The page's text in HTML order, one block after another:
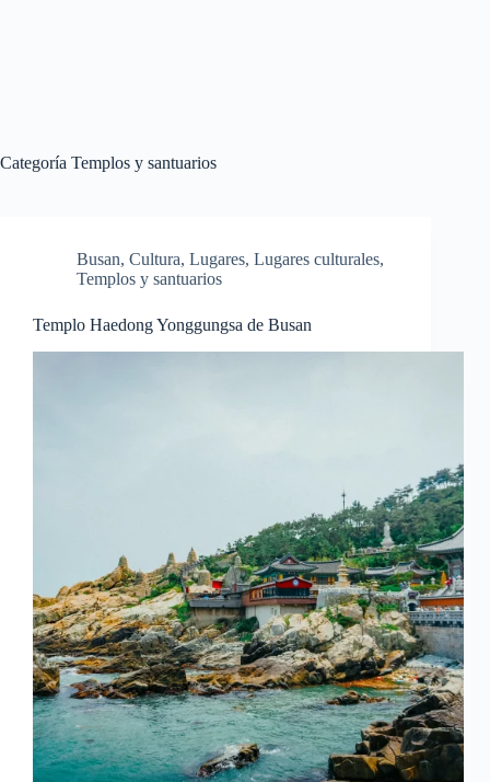
Categoría Templos y santuarios
Busan, Cultura, Lugares, Lugares culturales,
Templos y santuarios
Templo Haedong Yonggungsa de Busan